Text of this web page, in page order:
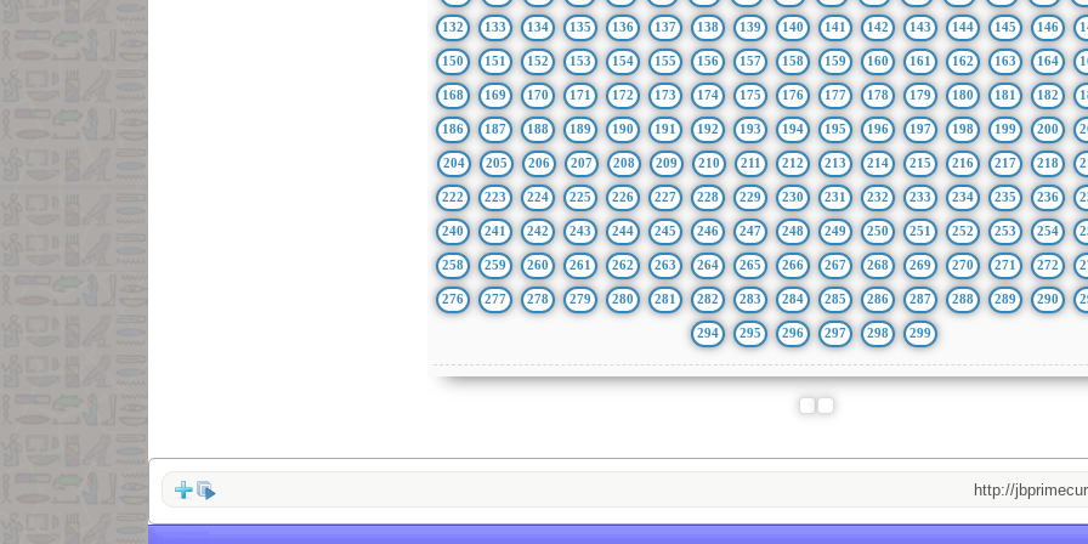
132 133 134 135 136 137 138 139 140 141 142 143 144 145 146
150 151 152 153 154 155 156 157 158 159 160 161 162 163 164
168 169 170 171 172 173 174 175 176 177 178 179 180 181 182
186 187 188 189 190 191 192 193 194 195 196 197 198 199 200
204 205 206 207 208 209 210 211 212 213 214 215 216 217 218
222 223 224 225 226 227 228 229 230 231 232 233 234 235 236
240 241 242 243 244 245 246 247 248 249 250 251 252 253 254
258 259 260 261 262 263 264 265 266 267 268 269 270 271 272
276 277 278 279 280 281 282 283 284 285 286 287 288 289 290
294 295 296 297 298 299
http://